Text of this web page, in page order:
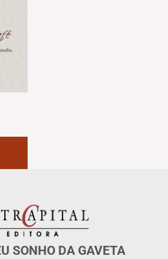
SONHO DA GAVETA